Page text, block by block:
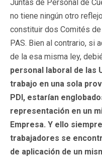
Juntas de Personal de
no tiene ningún otro
constituir dos Comités
PAS. Bien al contrario, si
de la esa misma ley,
personal laboral de las
trabajo en una sola
PDI, estarían
representación en un
Empresa. Y ello
trabajadores se
de aplicación de un